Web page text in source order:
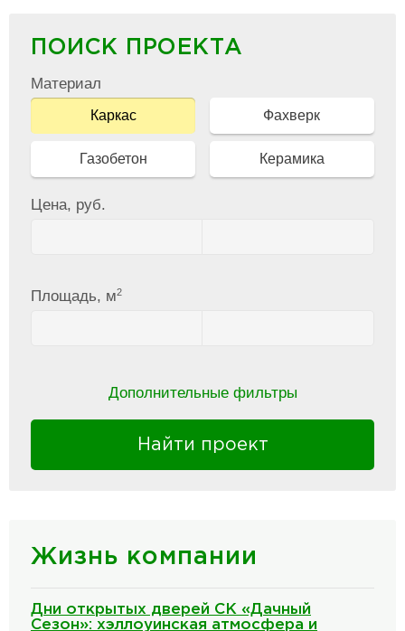
ПОИСК ПРОЕКТА
Материал
Каркас Фахверк
Газобетон Керамика
Цена, руб.
Площадь, м2
Дополнительные фильтры
Найти проект
Жизнь компании
Дни открытых дверей СК «Дачный
Сезон»: хэллоуинская атмосфера и